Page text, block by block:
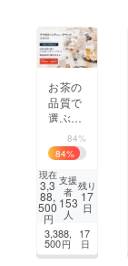
お茶の
品質で
選ぶア
フタ
ヌーン
ティー
アワー
ド、審
査員参
加で業
界を変
える！
84%
84%
現在
3,3
88,
500
円
支援
者
153
人
残り
17
日
3,388,
500円
17
日